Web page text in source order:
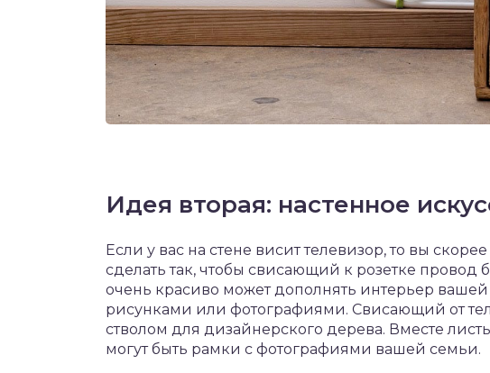
Идея вторая: настенное
Если у вас на стене висит телевизор, то вы
сделать так, чтобы свисающий к розетке провод
очень красиво может дополнять интерьер вашей
рисунками или фотографиями. Свисающий от
стволом для дизайнерского дерева. Вместе
могут быть рамки с фотографиями вашей семьи.